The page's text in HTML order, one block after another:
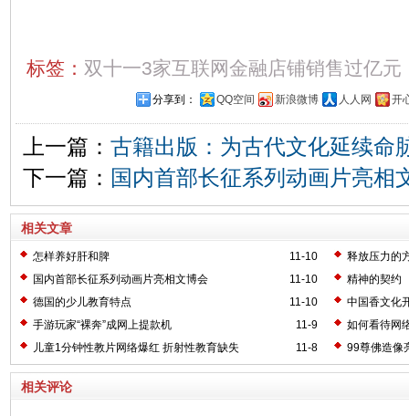
标签： 双十一3家互联网金融店铺销售过亿元
分享到： QQ空间 新浪微博 人人网 开
上一篇： 古籍出版：为古代文化延续命
下一篇： 国内首部长征系列动画片亮相
相关文章
11-10
怎样养好肝和脾
释放压力的
11-10
国内首部长征系列动画片亮相文博会
精神的契约
11-10
德国的少儿教育特点
中国香文化
11-9
手游玩家“裸奔”成网上提款机
如何看待网
11-8
儿童1分钟性教片网络爆红 折射性教育缺失 99尊佛造像
相关评论